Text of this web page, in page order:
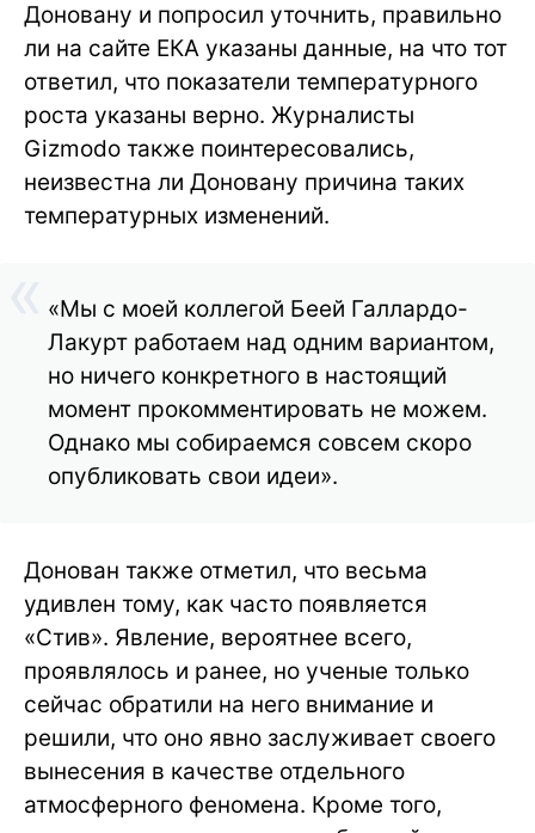
Доновану и попросил уточнить, правильно
ли на сайте ЕКА указаны данные, на что тот
ответил, что показатели температурного
роста указаны верно. Журналисты
Gizmodo также поинтересовались,
неизвестна ли Доновану причина таких
температурных изменений.
«Мы с моей коллегой Беей Галлардо-
Лакурт работаем над одним вариантом,
но ничего конкретного в настоящий
момент прокомментировать не можем.
Однако мы собираемся совсем скоро
опубликовать свои идеи».
Донован также отметил, что весьма
удивлен тому, как часто появляется
«Стив». Явление, вероятнее всего,
проявлялось и ранее, но ученые только
сейчас обратили на него внимание и
решили, что оно явно заслуживает своего
вынесения в качестве отдельного
атмосферного феномена. Кроме того,